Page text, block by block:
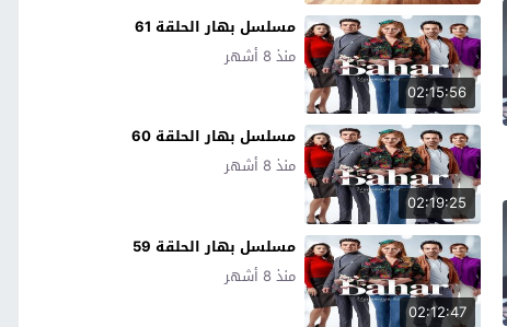
02:15:56
مسلسل بهار الحلقة 61
منذ 8 أشهر
02:19:25
مسلسل بهار الحلقة 60
منذ 8 أشهر
02:12:47
مسلسل بهار الحلقة 59
منذ 8 أشهر